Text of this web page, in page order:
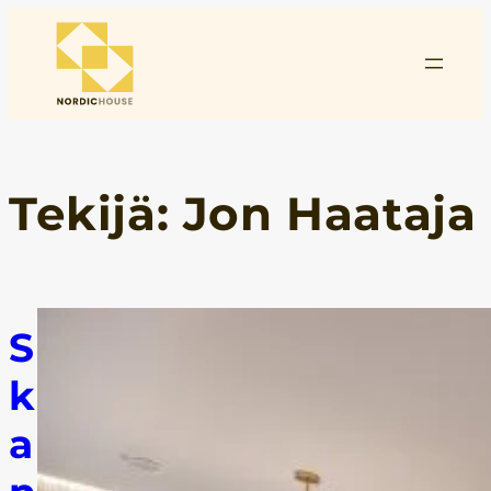
sisältöön
Tekijä:Jon Haataja
S
k
a